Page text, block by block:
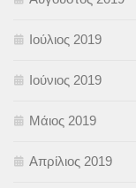
Ιούλιος 2019
Ιούνιος 2019
Μάιος 2019
Απρίλιος 2019